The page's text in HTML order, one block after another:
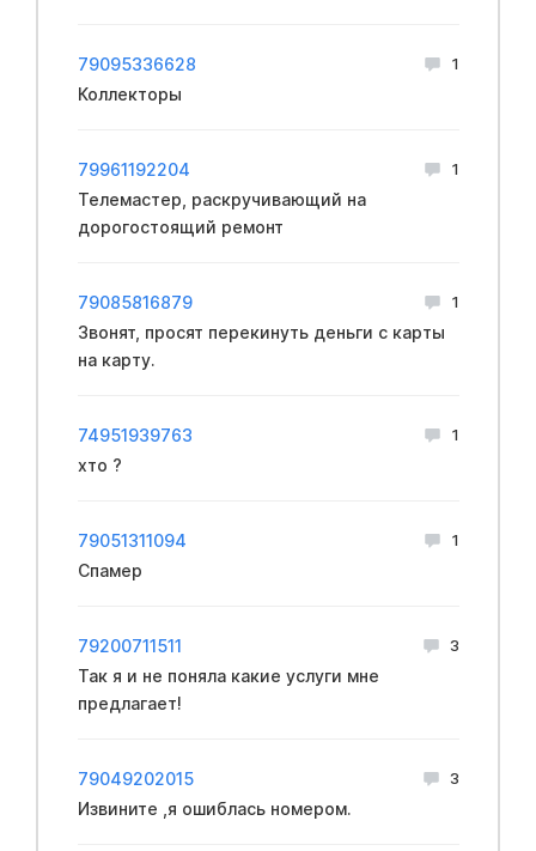
79095336628 1
Коллекторы
79961192204 1
Телемастер, раскручивающий на
дорогостоящий ремонт
79085816879 1
Звонят, просят перекинуть деньги с карты
на карту.
74951939763 1
хто ?
79051311094 1
Спамер
79200711511 3
Так я и не поняла какие услуги мне
предлагает!
79049202015 3
Извините ,я ошиблась номером.